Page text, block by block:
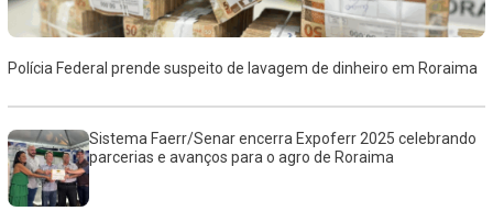
Polícia Federal prende suspeito de lavagem de dinheiro em Roraima
Sistema Faerr/Senar encerra Expoferr 2025 celebrando
parcerias e avanços para o agro de Roraima